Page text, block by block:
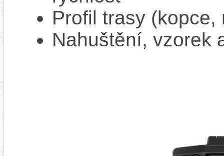
Profil trasy
Nahuštění, vzorek